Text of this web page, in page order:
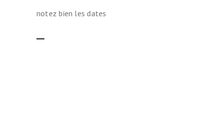
notez bien les dates